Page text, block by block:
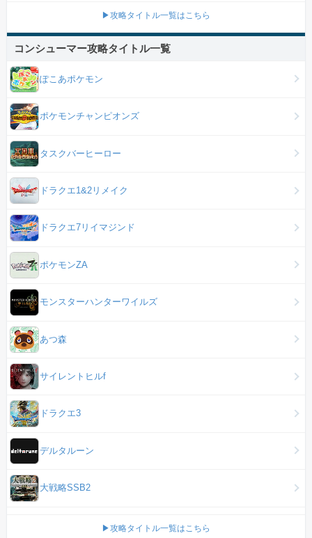
▶攻略タイトル一覧はこちら
コンシューマー攻略タイトル一覧
ぽこあポケモン
ポケモンチャンピオンズ
タスクバーヒーロー
ドラクエ1&2リメイク
ドラクエ7リイマジンド
ポケモンZA
モンスターハンターワイルズ
あつ森
サイレントヒルf
ドラクエ3
デルタルーン
大戦略SSB2
▶攻略タイトル一覧はこちら